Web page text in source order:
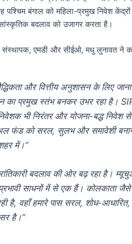
पश्चिम बंगाल को महिला-प्रमुख निवेश केंद्रों
बदलाव को उजागर करता है।
एमडी और सीईओ, मधु लुनावत ने
और वित्तीय अनुशासन के लिए
का प्रमुख स्तंभ बनकर उभर रहा है।
भी निरंतर और योजना-बद्ध निवेश
फंड को सरल, सुलभ और समावेशी
में।”
बदलाव की ओर बढ़ रहा है।
साधनों में से एक हैं। कोलकाता जैसे
रही है, वहाँ हमारे पास सरल, शोध-
है।”